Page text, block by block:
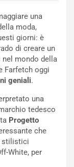
una
moda,
giorni: è
di creare un
mondo della
Farfetch oggi
geniali.
una
tedesco
Progetto
che
stilistici
White, per